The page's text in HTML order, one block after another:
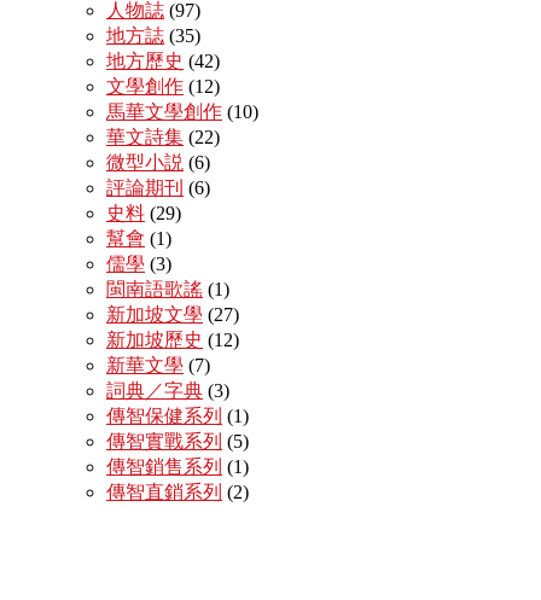
人物誌 (97)
地方誌 (35)
地方歷史 (42)
文學創作 (12)
馬華文學創作 (10)
華文詩集 (22)
微型小説 (6)
評論期刊 (6)
史料 (29)
幫會 (1)
儒學 (3)
閩南語歌謠 (1)
新加坡文學 (27)
新加坡歷史 (12)
新華文學 (7)
詞典／字典 (3)
傳智保健系列 (1)
傳智實戰系列 (5)
傳智銷售系列 (1)
傳智直銷系列 (2)